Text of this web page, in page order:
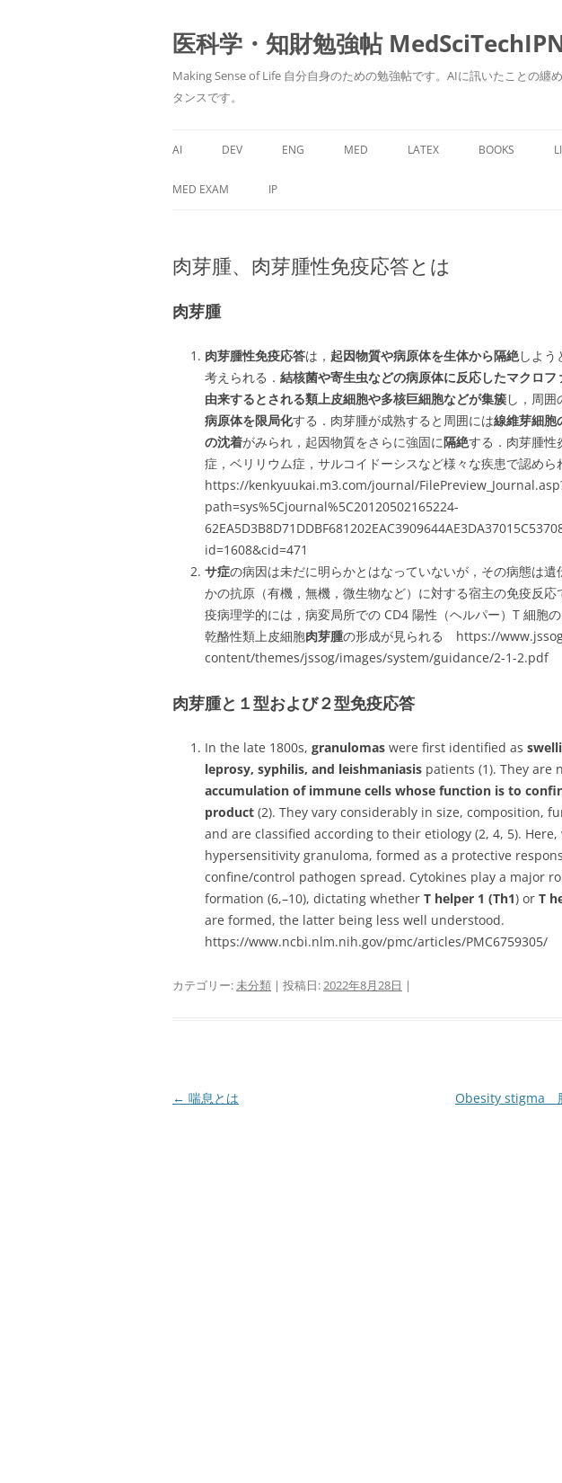
医科学・知財勉強帖
Making Sense of Life 自分自身のための勉強帖です。AIに訊いたことの
タンスです。
AI DEV ENG MED LATEX BOOKS
MED EXAM IP
肉芽腫、肉芽腫性免疫応答とは
肉芽腫
肉芽腫性免疫応答は， 起因物質や病原体を生体から隔絶しよう
考えられる． 結核菌や寄生虫などの病原体に反応したマクロフ
由来するとされる類上皮細胞や多核巨細胞などが集簇し，周
病原体を限局化する．肉芽腫が成熟すると周囲には線維芽細胞
の沈着がみられ，起因物質をさらに強固に隔絶する．肉芽腫性
症，ベリリウム症，サルコイドーシスなど様々な疾患で認めら
https://kenkyuukai.m3.com/journal/
path=sys%5Cjournal%5C20120502165224-
id=1608&cid=471
サ症の病因は未だに明らかとはなっていないが，その病態は
かの抗原（有機，無機，微生物など）に対する宿主の免疫反
疫病理学的には，病変局所での CD4 陽性（ヘルパー）T 細胞
乾酪性類上皮細胞肉芽腫の形成が見られる https://
content/themes/jssog/images/system/guidance/2-1-2.pdf
肉芽腫と１型および２型免疫応答
In the late 1800s, granulomas were first identified as
leprosy, syphilis, and leishmaniasis patients (1). They are
accumulation of immune cells whose function is to
product (2). They vary considerably in size, composition,
and are classified according to their etiology (2, 4, 5).
hypersensitivity granuloma, formed as a protective
confine/control pathogen spread. Cytokines play a major
formation (6,–10), dictating whether T helper 1 (Th1) or T
are formed, the latter being less well understood.
https://www.ncbi.nlm.nih.gov/pmc/articles/PMC6759305/
カテゴリー:未分類 | 投稿日:2022年8月28日 |
投
← 喘息とは
Obesity stigma